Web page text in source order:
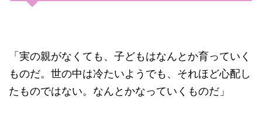
「実の親がなくても、子どもはなんとか育っていく
ものだ。世の中は冷たいようでも、それほど心配し
たものではない。なんとかなっていくものだ」